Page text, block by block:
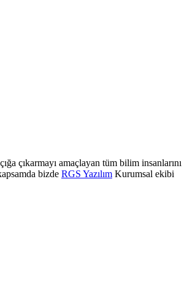
çıkarmayı amaçlayan tüm bilim insanlarını
bizde RGS Yazılım Kurumsal ekibi